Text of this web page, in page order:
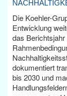
Die Koehler-
Entwicklung
das
dokumentiert
bis 2030 und